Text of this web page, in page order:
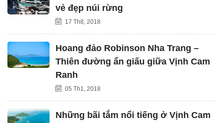
vẻ đẹp núi rừng
17 Th8, 2018
Hoang đảo Robinson Nha Trang –
Thiên đường ẩn giấu giữa Vịnh Cam
Ranh
05 Th1, 2018
Những bãi tắm nổi tiếng ở Vịnh Cam